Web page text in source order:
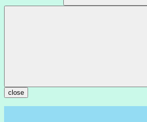
close